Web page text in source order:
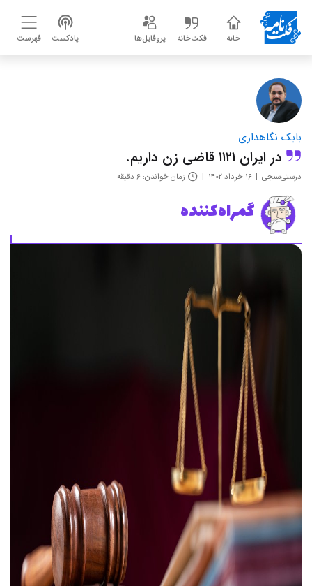
خانه فکت‌خانه پروفایل‌ها پادکست فهرست
بابک نگاهداری
در ایران ۱۱۲۱ قاضی زن داریم.
درستی‌سنجی ۱۶ خرداد ۱۴۰۲ زمان خواندن: ۶ دقیقه
گمراه‌کننده